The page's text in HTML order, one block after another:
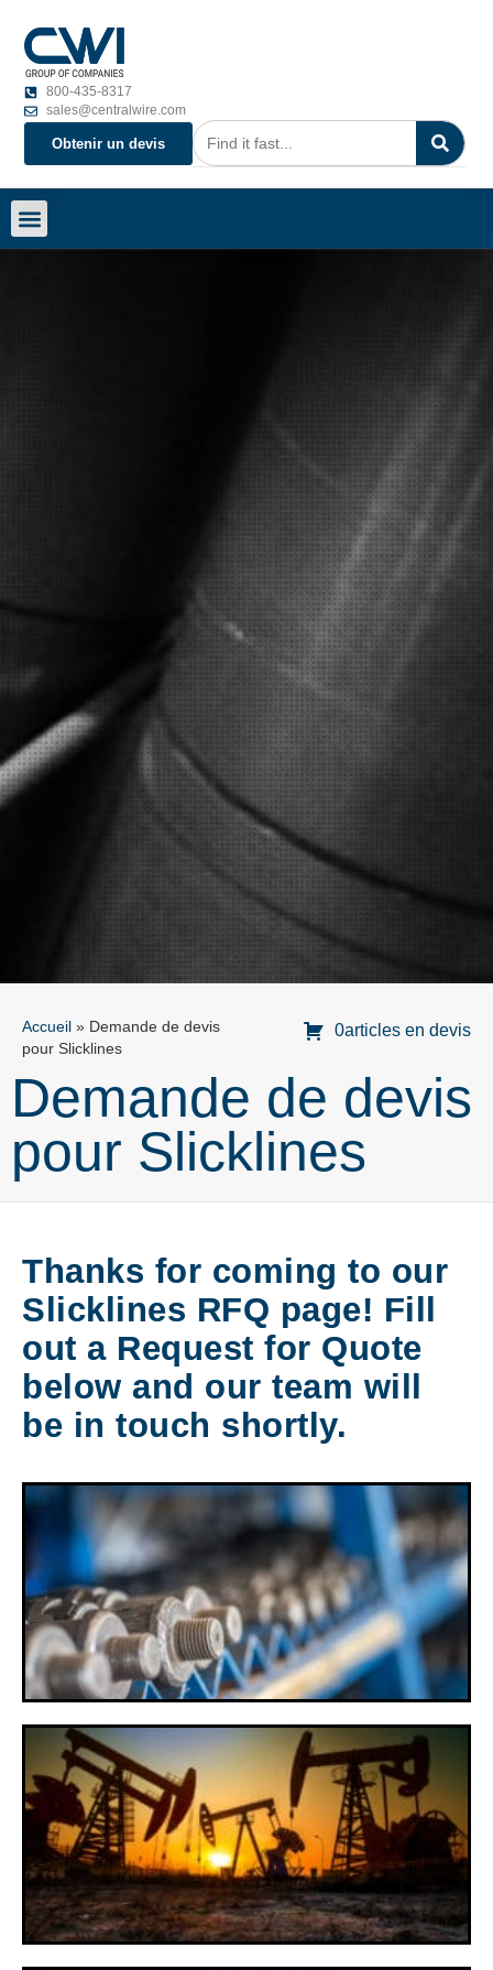
800-435-8317
sales@centralwire.com
Obtenir un devis
Accueil » Demande de devis
pour Slicklines
0articles en devis
Demande de devis
pour Slicklines
Thanks for coming to our
Slicklines RFQ page! Fill
out a Request for Quote
below and our team will
be in touch shortly.